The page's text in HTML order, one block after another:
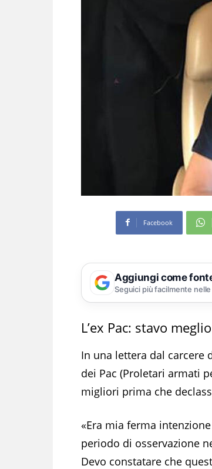
Facebook
Aggiungi come
Seguici più facilmente
L’ex Pac: stavo
In una lettera dal carcere
dei Pac (Proletari armati
migliori prima che
«Era mia ferma
periodo di osservazione
Devo constatare che